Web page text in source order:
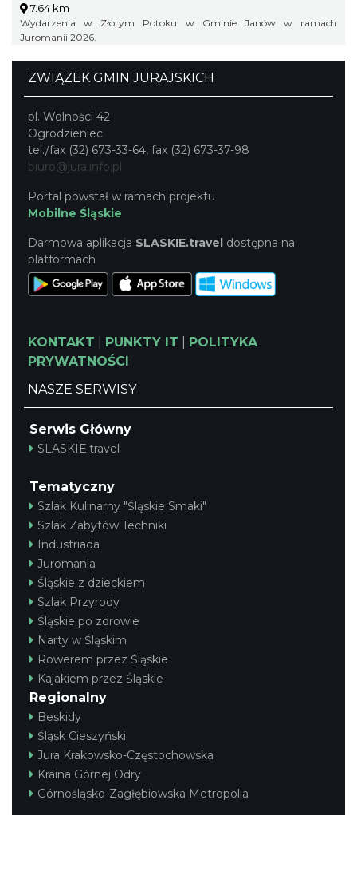
7.64 km
Wydarzenia w Złotym Potoku w Gminie Janów w ramach
Juromanii 2026.
ZWIĄZEK GMIN JURAJSKICH
pl. Wolności 42
Ogrodzieniec
tel./fax (32) 673-33-64, fax (32) 673-37-98
biuro@jura.info.pl
Portal powstał w ramach projektu
Mobilne Śląskie
Darmowa aplikacja SLASKIE.travel dostępna na
platformach
KONTAKT PUNKTY IT
POLITYKA
PRYWATNOŚCI
NASZE SERWISY
Serwis Główny
SLASKIE.travel
Tematyczny
Szlak Kulinarny "Śląskie Smaki"
Szlak Zabytów Techniki
Industriada
Juromania
Śląskie z dzieckiem
Szlak Przyrody
Śląskie po zdrowie
Narty w Śląskim
Rowerem przez Śląskie
Kajakiem przez Śląskie
Regionalny
Beskidy
Śląsk Cieszyński
Jura Krakowsko-Częstochowska
Kraina Górnej Odry
Górnośląsko-Zagłębiowska Metropolia